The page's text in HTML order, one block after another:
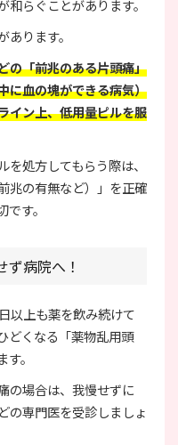
らぐことがあります。
ります。
の「前兆のある片頭痛」
に血の塊ができる病気）
イン上、低用量ピルを服
処方してもらう際は、
兆の有無など）」を正確
す。
病院へ！
以上も薬を飲み続けて
どくなる「薬物乱用頭
。
の場合は、我慢せずに
の専門医を受診しましょ